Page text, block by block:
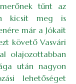
tűnt az
kicsit meg is
már a Jókait
követő Vasvári
olajozottabban
után nagyon
lehetőséget